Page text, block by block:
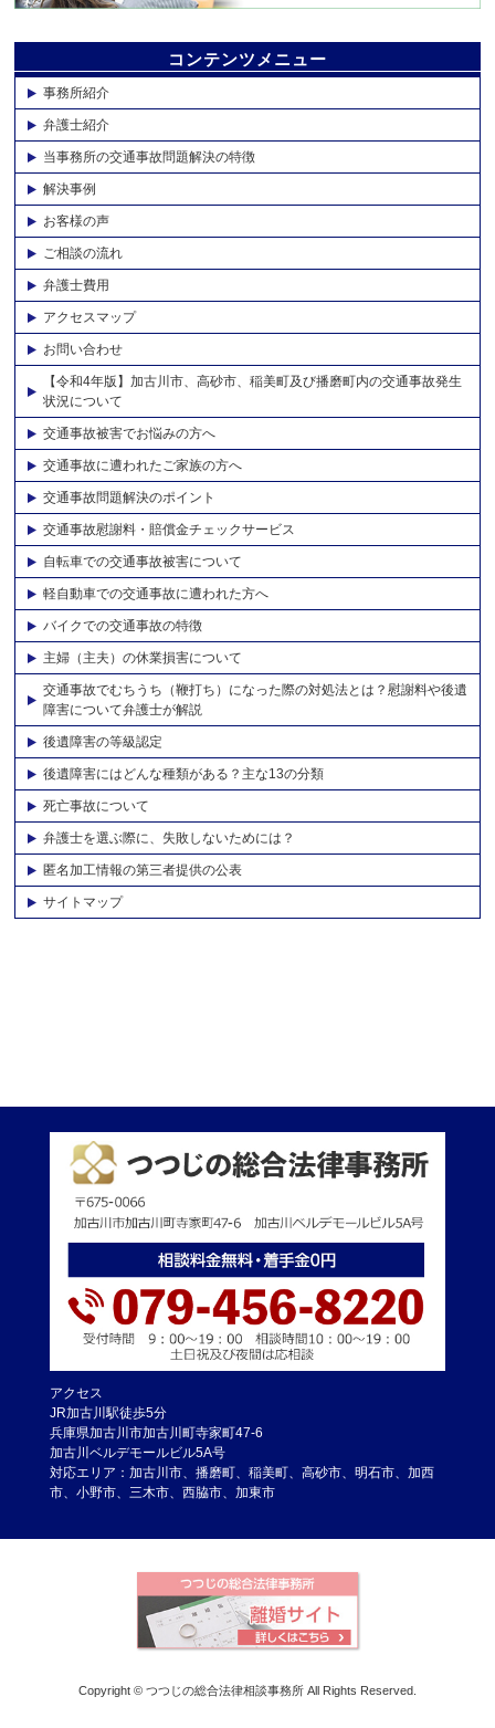
コンテンツメニュー
事務所紹介
弁護士紹介
当事務所の交通事故問題解決の特徴
解決事例
お客様の声
ご相談の流れ
弁護士費用
アクセスマップ
お問い合わせ
【令和4年版】加古川市、高砂市、稲美町及び播磨町内の交通事故発生
状況について
交通事故被害でお悩みの方へ
交通事故に遭われたご家族の方へ
交通事故問題解決のポイント
交通事故慰謝料・賠償金チェックサービス
自転車での交通事故被害について
軽自動車での交通事故に遭われた方へ
バイクでの交通事故の特徴
主婦（主夫）の休業損害について
交通事故でむちうち（鞭打ち）になった際の対処法とは？慰謝料や後遺
障害について弁護士が解説
後遺障害の等級認定
後遺障害にはどんな種類がある？主な13の分類
死亡事故について
弁護士を選ぶ際に、失敗しないためには？
匿名加工情報の第三者提供の公表
サイトマップ
アクセス
JR加古川駅徒歩5分
兵庫県加古川市加古川町寺家町47-6
加古川ベルデモールビル5A号
対応エリア：加古川市、播磨町、稲美町、高砂市、明石市、加西
市、小野市、三木市、西脇市、加東市
Copyright © つつじの総合法律相談事務所 All Rights Reserved.